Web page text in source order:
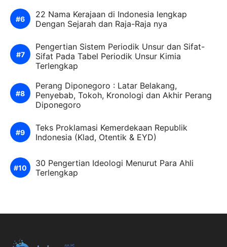
22 Nama Kerajaan di Indonesia lengkap
Dengan Sejarah dan Raja-Raja nya
Pengertian Sistem Periodik Unsur dan Sifat-
Sifat Pada Tabel Periodik Unsur Kimia
Terlengkap
Perang Diponegoro : Latar Belakang,
Penyebab, Tokoh, Kronologi dan Akhir Perang
Diponegoro
Teks Proklamasi Kemerdekaan Republik
Indonesia (Klad, Otentik & EYD)
30 Pengertian Ideologi Menurut Para Ahli
Terlengkap